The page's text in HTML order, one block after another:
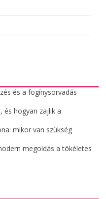
és a fogínysorvadás
és hogyan zajlik a
mikor van szükség
megoldás a tökéletes